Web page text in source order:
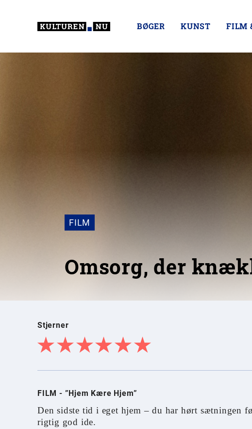
BØGER KUNST FILM
FILM
Omsorg, der
Stjerner
FILM - ”Hjem Kære Hjem”
Den sidste tid i eget hjem – du har hørt sætningen
rigtig god ide.